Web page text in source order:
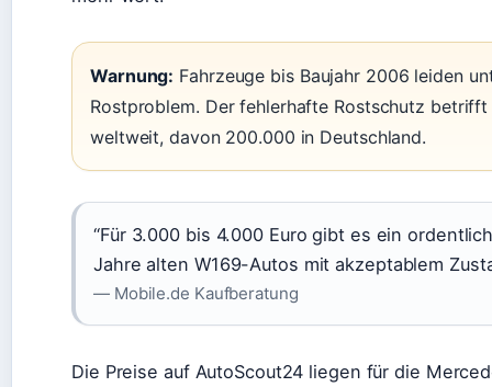
Warnung: Fahrzeuge bis Baujahr 2006 leiden
Rostproblem. Der fehlerhafte Rostschutz
weltweit, davon 200.000 in Deutschland.
“Für 3.000 bis 4.000 Euro gibt es ein
Jahre alten W169-Autos mit akzeptablem
— Mobile.de Kaufberatung
Die Preise auf AutoScout24 liegen für die